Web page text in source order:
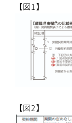
【図1】
【図2】